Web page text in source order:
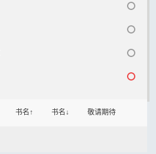
书名↑ 书名↓ 敬请期待